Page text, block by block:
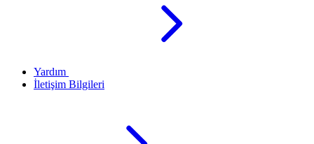
Yardım
İletişim Bilgileri